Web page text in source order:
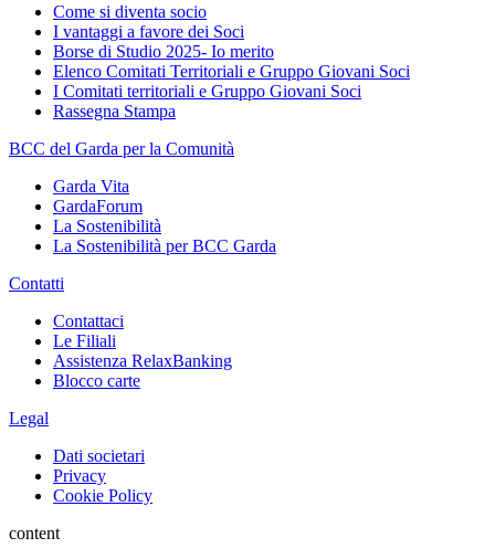
Come si diventa socio
I vantaggi a favore dei Soci
Borse di Studio 2025- Io merito
Elenco Comitati Territoriali e Gruppo Giovani Soci
I Comitati territoriali e Gruppo Giovani Soci
Rassegna Stampa
BCC del Garda per la Comunità
Garda Vita
GardaForum
La Sostenibilità
La Sostenibilità per BCC Garda
Contatti
Contattaci
Le Filiali
Assistenza RelaxBanking
Blocco carte
Legal
Dati societari
Privacy
Cookie Policy
content